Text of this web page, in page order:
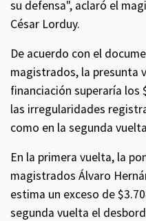
su defensa", aclaró el
César Lorduy.
De acuerdo con el
magistrados, la presunta
financiación superaría los
las irregularidades
como en la segunda
En la primera vuelta, la
magistrados Álvaro
estima un exceso de
segunda vuelta el